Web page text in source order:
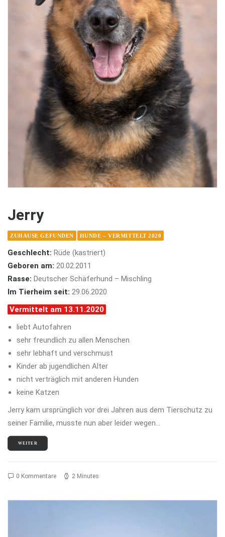
Jerry
ZUHAUSE GEFUNDEN HUNDE – VERMITTELT 2020
Geschlecht: Rüde (kastriert)
Geboren am: 20.02.2011
Rasse: Deutscher Schäferhund – Mischling
Im Tierheim seit: 29.06.2020
Vermittelt am 13.11.2020
liebt Autofahren
sehr freundlich zu allen Menschen
sehr lebhaft und verschmust
Kinder ab jugendlichen Alter
nicht verträglich mit anderen Hunden
keine Katzen
Jerry kam ursprünglich vor drei Jahren aus dem Tierschutz zu
seiner Familie, musste nun aber leider wegen…
WEITER
0 Kommentare 2 Minutes